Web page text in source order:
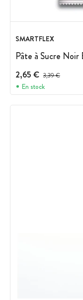
SMARTFLEX
Pâte à Sucre
2,65 € Prix avant
3,39 €
En stock